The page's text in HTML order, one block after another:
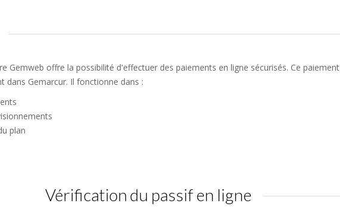
Gemweb offre la possibilité d'effectuer des paiements en ligne sécurisés. Ce paiement
dans Gemarcur. Il fonctionne dans :
plan
Vérification du passif en ligne